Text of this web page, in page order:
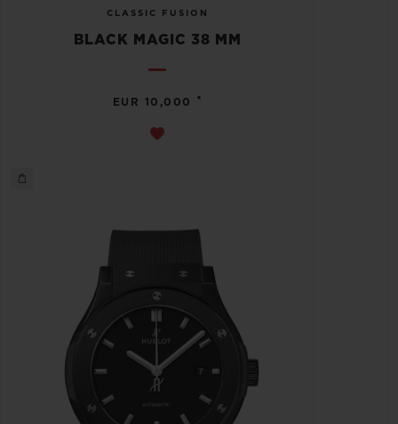
CLASSIC FUSION
BLACK MAGIC 38 MM
EUR 10,000 •